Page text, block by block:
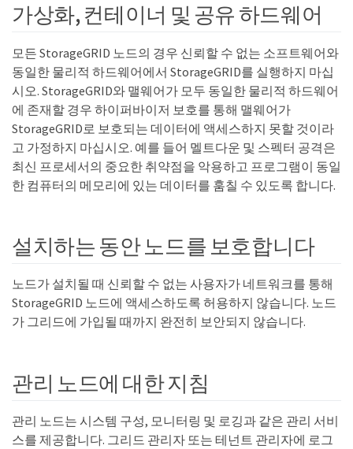
가상화, 컨테이너 및 공유 하드웨어
모든 StorageGRID 노드의 경우 신뢰할 수 없는 소프트웨어와
동일한 물리적 하드웨어에서 StorageGRID를 실행하지 마십
시오. StorageGRID와 맬웨어가 모두 동일한 물리적 하드웨어
에 존재할 경우 하이퍼바이저 보호를 통해 맬웨어가
StorageGRID로 보호되는 데이터에 액세스하지 못할 것이라
고 가정하지 마십시오. 예를 들어 멜트다운 및 스펙터 공격은
최신 프로세서의 중요한 취약점을 악용하고 프로그램이 동일
한 컴퓨터의 메모리에 있는 데이터를 훔칠 수 있도록 합니다.
설치하는 동안 노드를 보호합니다
노드가 설치될 때 신뢰할 수 없는 사용자가 네트워크를 통해
StorageGRID 노드에 액세스하도록 허용하지 않습니다. 노드
가 그리드에 가입될 때까지 완전히 보안되지 않습니다.
관리 노드에 대한 지침
관리 노드는 시스템 구성, 모니터링 및 로깅과 같은 관리 서비
스를 제공합니다. 그리드 관리자 또는 테넌트 관리자에 로그